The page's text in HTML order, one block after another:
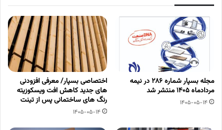
مجله بسپار شماره 286 در نیمه
مردادماه 1405 منتشر شد
1405-05-14
اختصاصی بسپار/ معرفی افزودنی
های جدید کاهش افت ویسکوزیته
رنگ های ساختمانی پس از تینت
1405-05-14